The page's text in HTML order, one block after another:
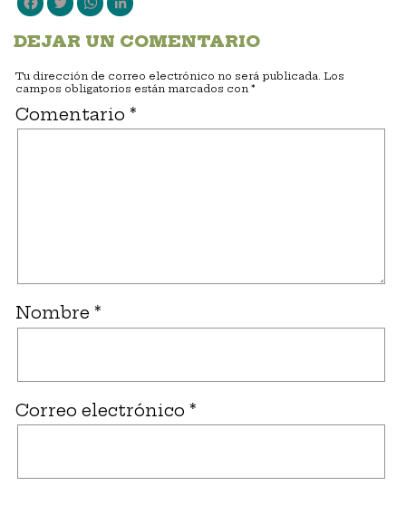
DEJAR UN COMENTARIO
Tu dirección de correo electrónico no será publicada. Los
campos obligatorios están marcados con *
Comentario *
Nombre *
Correo electrónico *